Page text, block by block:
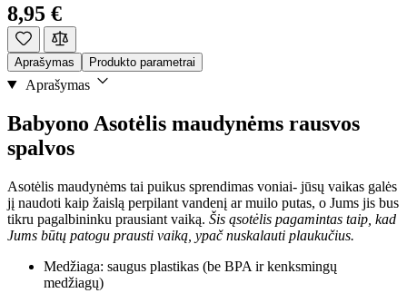
8,95 €
Aprašymas Produkto parametrai
Aprašymas
Babyono Asotėlis maudynėms rausvos
spalvos
Asotėlis maudynėms tai puikus sprendimas voniai- jūsų vaikas galės
jį naudoti kaip žaislą perpilant vandenį ar muilo putas, o Jums jis bus
tikru pagalbininku prausiant vaiką. Šis ąsotėlis pagamintas taip, kad
Jums būtų patogu prausti vaiką, ypač nuskalauti plaukučius.
Medžiaga: saugus plastikas (be BPA ir kenksmingų
medžiagų)